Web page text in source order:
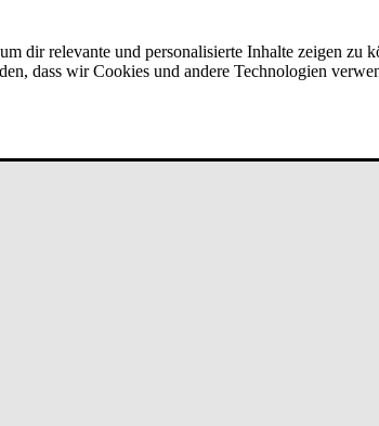
dir relevante und personalisierte Inhalte zeigen
dass wir Cookies und andere Technologien
bei un­de­fi­ned